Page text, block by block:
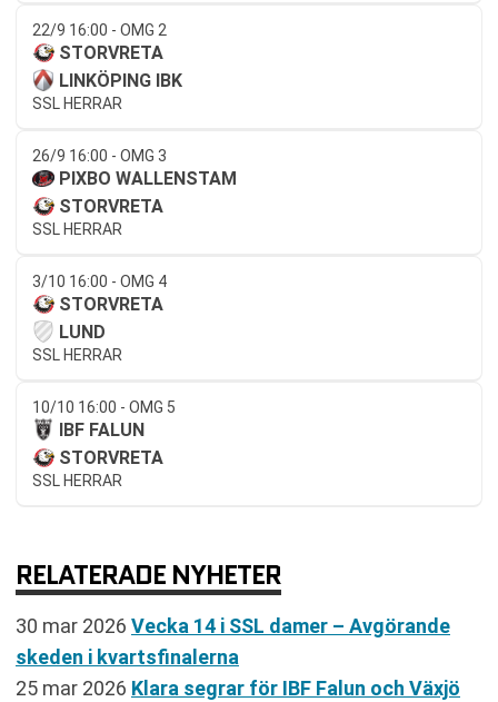
22/9 16:00 - OMG 2
STORVRETA
LINKÖPING IBK
SSL HERRAR
26/9 16:00 - OMG 3
PIXBO WALLENSTAM
STORVRETA
SSL HERRAR
3/10 16:00 - OMG 4
STORVRETA
LUND
SSL HERRAR
10/10 16:00 - OMG 5
IBF FALUN
STORVRETA
SSL HERRAR
RELATERADE NYHETER
30 mar 2026 Vecka 14 i SSL damer – Avgörande
skeden i kvartsfinalerna
25 mar 2026 Klara segrar för IBF Falun och Växjö